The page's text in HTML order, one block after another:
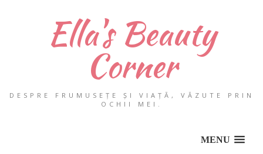
Ella's Beauty
Corner
DESPRE FRUMUSEȚE ȘI VIAȚĂ, VĂZUTE PRIN
OCHII MEI.
MENU